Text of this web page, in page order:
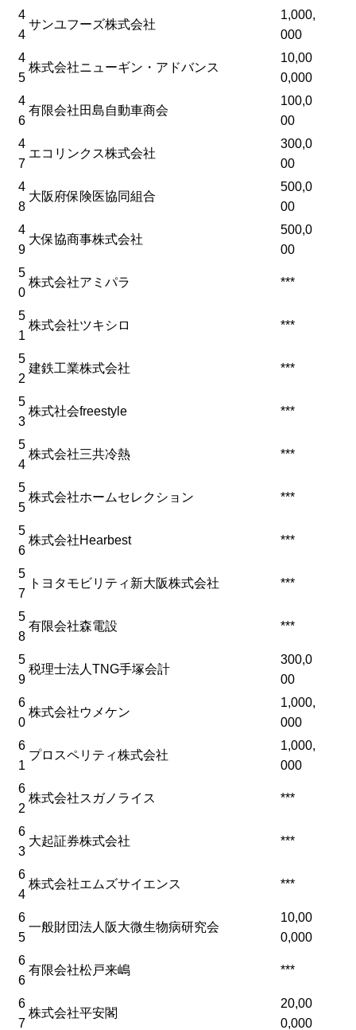
4
4
サンユフーズ株式会社
1,000,
000
4
5
株式会社ニューギン・アドバンス
10,00
0,000
4
6
有限会社田島自動車商会
100,0
00
4
7
エコリンクス株式会社
300,0
00
4
8
大阪府保険医協同組合
500,0
00
4
9
大保協商事株式会社
500,0
00
5
0
株式会社アミパラ ***
5
1
株式会社ツキシロ ***
5
2
建鉄工業株式会社 ***
5
3
株式社会freestyle ***
5
4
株式会社三共冷熱 ***
5
5
株式会社ホームセレクション ***
5
6
株式会社Hearbest ***
5
7
トヨタモビリティ新大阪株式会社 ***
5
8
有限会社森電設 ***
5
9
税理士法人TNG手塚会計
300,0
00
6
0
株式会社ウメケン
1,000,
000
6
1
プロスペリティ株式会社
1,000,
000
6
2
株式会社スガノライス ***
6
3
大起証券株式会社 ***
6
4
株式会社エムズサイエンス ***
6
5
一般財団法人阪大微生物病研究会
10,00
0,000
6
6
有限会社松戸来嶋 ***
6
7
株式会社平安閣
20,00
0,000